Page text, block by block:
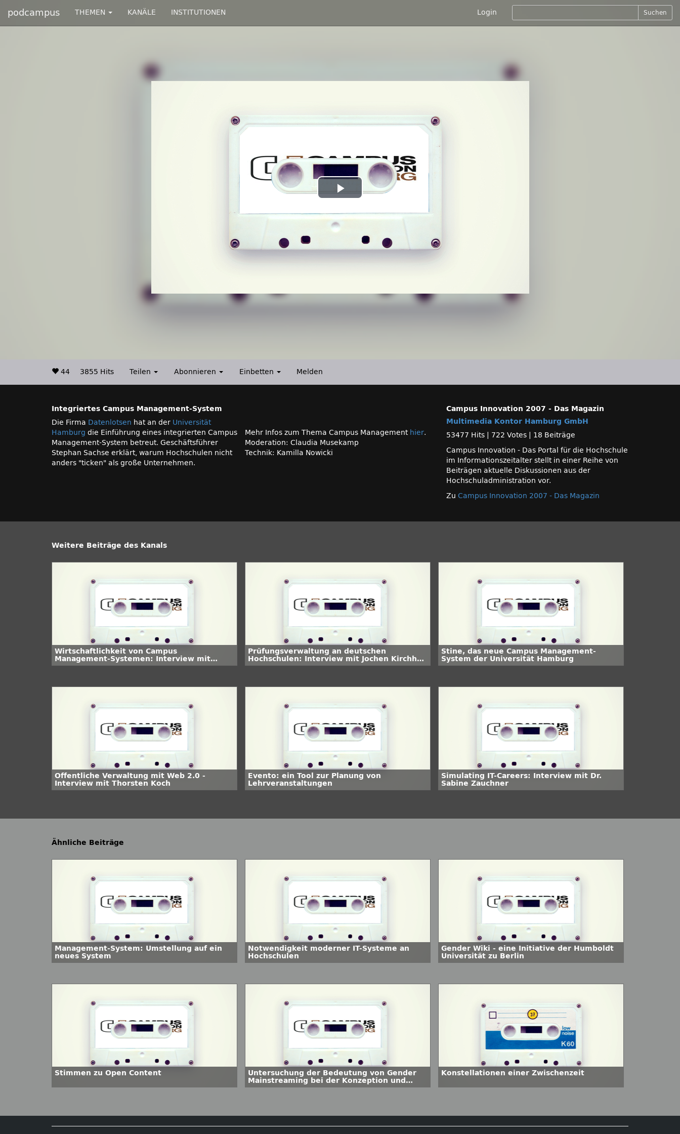
podcampus THEMEN KANÄLE INSTITUTIONEN Login Suchen
Play
Video
44 3855 Hits Teilen Abonnieren Einbetten Melden
Integriertes Campus Management-System
Die Firma Datenlotsen hat an der Universität
Hamburg die Einführung eines integrierten Campus
Management-System betreut. Geschäftsführer
Stephan Sachse erklärt, warum Hochschulen nicht
anders "ticken" als große Unternehmen.
Mehr Infos zum Thema Campus Management hier.
Moderation: Claudia Musekamp
Technik: Kamilla Nowicki
Campus Innovation 2007 - Das Magazin
Multimedia Kontor Hamburg GmbH
53477 Hits
722 Votes
18 Beiträge
Campus Innovation - Das Portal für die Hochschule
im Informationszeitalter stellt in einer Reihe von
Beiträgen aktuelle Diskussionen aus der
Hochschuladministration vor.
Zu Campus Innovation 2007 - Das Magazin
Weitere Beiträge des Kanals
Wirtschaftlichkeit von Campus
Management-Systemen: Interview mit
Andreas Hartmann
Prüfungsverwaltung an deutschen
Hochschulen: Interview mit Jochen Kirchhof,
Universität Hamburg
Stine, das neue Campus Management-
System der Universität Hamburg
Öffentliche Verwaltung mit Web 2.0 -
Interview mit Thorsten Koch
Evento: ein Tool zur Planung von
Lehrveranstaltungen
Simulating IT-Careers: Interview mit Dr.
Sabine Zauchner
Ähnliche Beiträge
Management-System: Umstellung auf ein
neues System
Notwendigkeit moderner IT-Systeme an
Hochschulen
Gender Wiki - eine Initiative der Humboldt
Universität zu Berlin
Stimmen zu Open Content
Untersuchung der Bedeutung von Gender
Mainstreaming bei der Konzeption und
Realisation von E-Learning-Programmen
Konstellationen einer Zwischenzeit